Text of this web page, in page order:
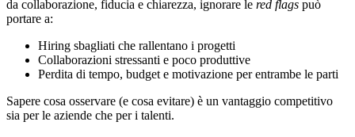
da collaborazione, fiducia e chiarezza, ignorare le red flags può
portare a:
Hiring sbagliati che rallentano i progetti
Collaborazioni stressanti e poco produttive
Perdita di tempo, budget e motivazione per entrambe le parti
Sapere cosa osservare (e cosa evitare) è un vantaggio competitivo
sia per le aziende che per i talenti.